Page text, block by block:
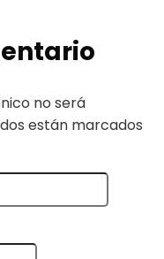
no será
están marcados